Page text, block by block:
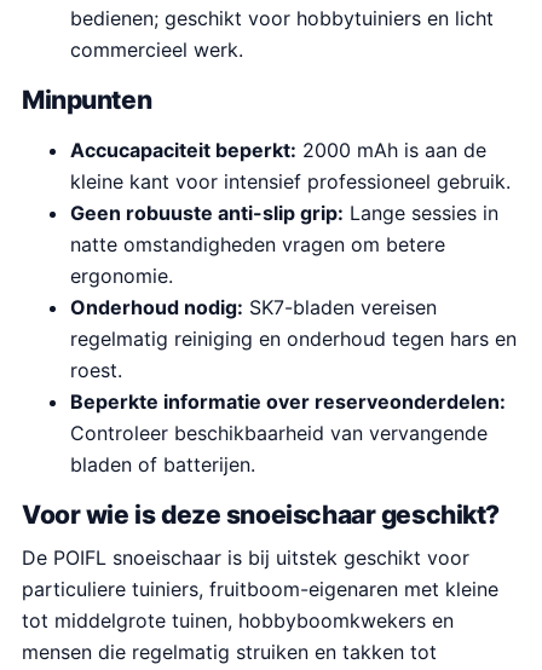
bedienen; geschikt voor hobbytuiniers en licht
commercieel werk.
Minpunten
Accucapaciteit beperkt: 2000 mAh is aan de
kleine kant voor intensief professioneel gebruik.
Geen robuuste anti-slip grip: Lange sessies in
natte omstandigheden vragen om betere
ergonomie.
Onderhoud nodig: SK7-bladen vereisen
regelmatig reiniging en onderhoud tegen hars en
roest.
Beperkte informatie over reserveonderdelen:
Controleer beschikbaarheid van vervangende
bladen of batterijen.
Voor wie is deze snoeischaar geschikt?
De POIFL snoeischaar is bij uitstek geschikt voor
particuliere tuiniers, fruitboom-eigenaren met kleine
tot middelgrote tuinen, hobbyboomkwekers en
mensen die regelmatig struiken en takken tot